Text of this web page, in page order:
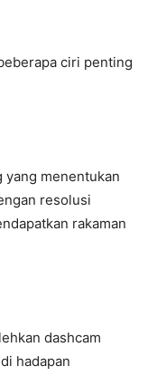
ciri penting
yang menentukan
resolusi
rakaman
dashcam
hadapan